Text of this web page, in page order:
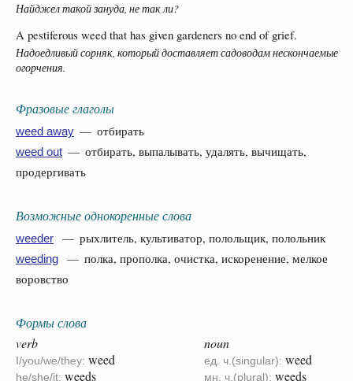
Найджел такой зануда, не так ли?
A pestiferous weed that has given gardeners no end of grief.
Надоедливый сорняк, который доставляет садоводам нескончаемые
огорчения.
Фразовые глаголы
weed away — отбирать
weed out — отбирать, выпалывать, удалять, вычищать,
продергивать
Возможные однокоренные слова
weeder — рыхлитель, культиватор, полольщик, полольник
weeding
— полка, прополка, очистка, искоренение, мелкое
воровство
Формы слова
verb
I/you/we/they: weed
he/she/it: weeds
noun
ед. ч.(singular): weed
мн. ч.(plural): weeds